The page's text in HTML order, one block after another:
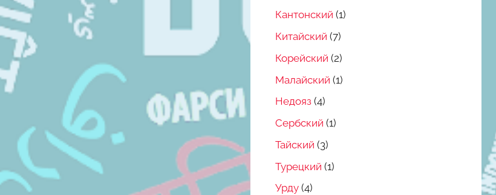
Кантонский (1)
Китайский (7)
Корейский (2)
Малайский (1)
Недояз (4)
Сербский (1)
Тайский (3)
Турецкий (1)
Урду (4)